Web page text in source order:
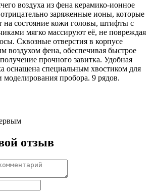
воздуха из фена керамико-ионное
заряженные ионы, которые
на состояние кожи головы, штифты с
мягко массируют её, не повреждая
Сквозные отверстия в корпусе
воздухом фена, обеспечивая быстрое
прочного завитка. Удобная
оснащена специальным хвостиком для
моделирования пробора. 9 рядов.
отзыв